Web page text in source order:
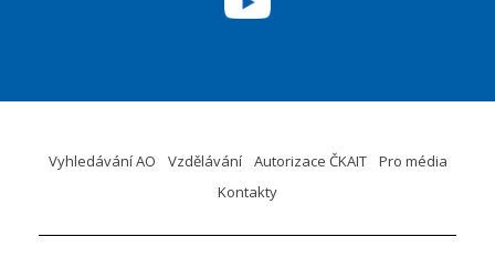
Vyhledávání AO Vzdělávání Autorizace ČKAIT
Pro média
Kontakty